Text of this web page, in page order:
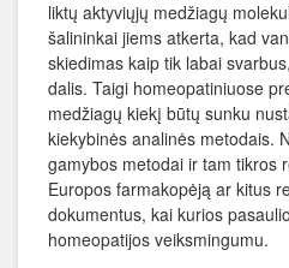
liktų aktyviųjų medžiagų
šalininkai jiems atkerta, kad
skiedimas kaip tik labai
dalis. Taigi homeopatiniuose
medžiagų kiekį būtų sunku
kiekybinės analinės metodais.
gamybos metodai ir tam tikros
Europos farmakopėją ar kitus
dokumentus, kai kurios
homeopatijos veiksmingumu.